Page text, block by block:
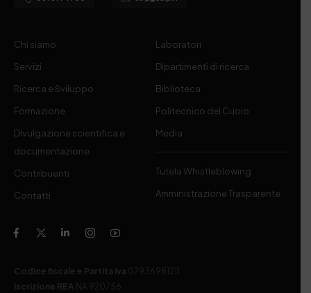
Chi siamo
Servizi
Ricerca e Sviluppo
Formazione
Divulgazione scientifica e
documentazione
Contribuenti
Contatti
Laboratori
Dipartimenti di ricerca
Biblioteca
Politecnico del Cuoio
Media
Tutela Whistleblowing
Amministrazione Trasparente
Codice fiscale e Partita Iva 07936981211
Iscrizione REA NA 920756